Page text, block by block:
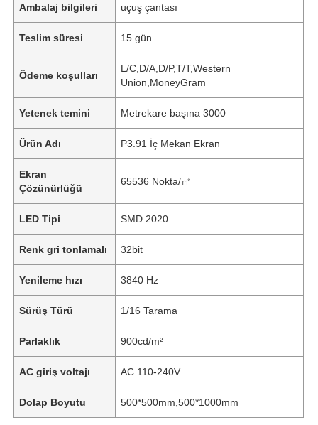
Ambalaj bilgileri uçuş çantası
Teslim süresi 15 gün
Ödeme koşulları
L/C,D/A,D/P,T/T,Western
Union,MoneyGram
Yetenek temini Metrekare başına 3000
Ürün Adı P3.91 İç Mekan Ekran
Ekran
Çözünürlüğü
65536 Nokta/㎡
LED Tipi SMD 2020
Renk gri tonlamalı 32bit
Yenileme hızı 3840 Hz
Sürüş Türü 1/16 Tarama
Parlaklık 900cd/m²
AC giriş voltajı AC 110-240V
Dolap Boyutu 500*500mm,500*1000mm